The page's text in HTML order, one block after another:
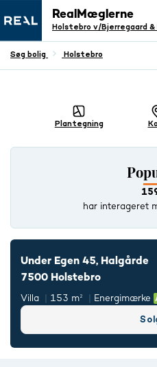
RealMæglerne
Holstebro v/Bjerregaard
Søg bolig Holstebro
Plantegning
har interageret
Under Egen 45, Halgårde
7500 Holstebro
Villa 153 m² Energimærke